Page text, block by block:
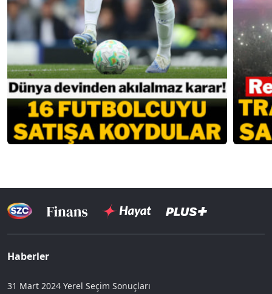
Haberler
31 Mart 2024 Yerel Seçim Sonuçları